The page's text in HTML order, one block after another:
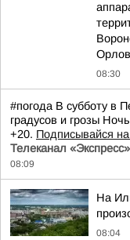
08:30
#погода В субботу в
градусов и грозы
+20. Подписывайся
Телеканал
08:09
На
08:04